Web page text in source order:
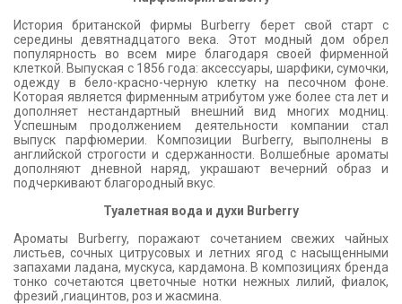
История британской фирмы Burberry берет свой старт с
середины девятнадцатого века. Этот модный дом обрел
популярность во всем мире благодаря своей фирменной
клеткой. Выпуская с 1856 года: аксессуары, шарфики, сумочки,
одежду в бело-красно-черную клетку на песочном фоне.
Которая является фирменным атрибутом уже более ста лет и
дополняет нестандартный внешний вид многих модниц.
Успешным продолжением деятельности компании стал
выпуск парфюмерии. Композиции Burberry, выполнены в
английской строгости и сдержанности. Волшебные ароматы
дополняют дневной наряд, украшают вечерний образ и
подчеркивают благородный вкус.
Туалетная вода и духи Burberry
Ароматы Burberry, поражают сочетанием свежих чайных
листьев, сочных цитрусовых и летних ягод с насыщенными
запахами ладана, мускуса, кардамона. В композициях бренда
тонко сочетаются цветочные нотки нежных лилий, фиалок,
фрезий ,гиацинтов, роз и жасмина.